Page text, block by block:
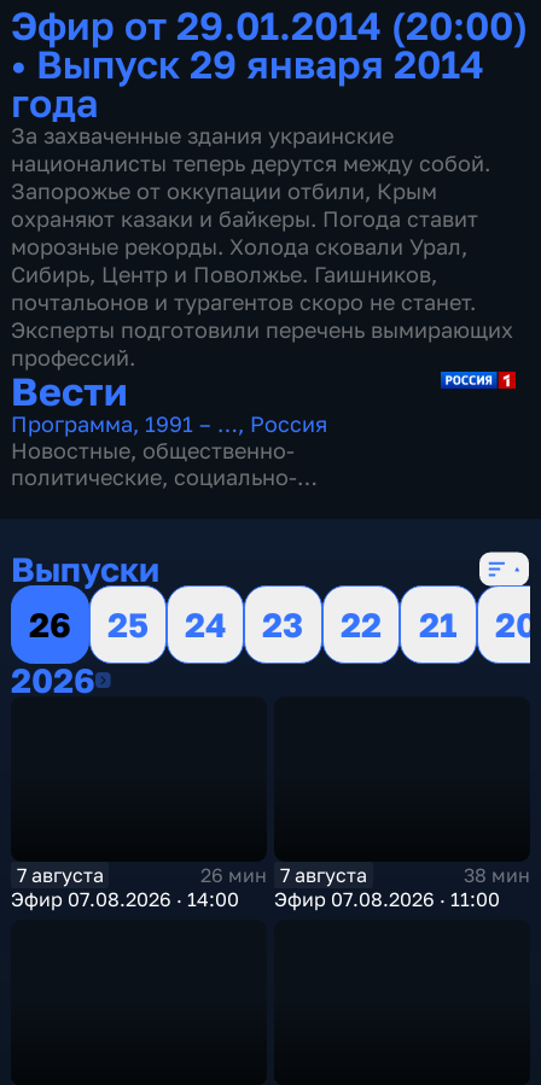
Эфир от 29.01.2014 (20:00)
• Выпуск 29 января 2014
года
За захваченные здания украинские
националисты теперь дерутся между собой.
Запорожье от оккупации отбили, Крым
охраняют казаки и байкеры. Погода ставит
морозные рекорды. Холода сковали Урал,
Сибирь, Центр и Поволжье. Гаишников,
почтальонов и турагентов скоро не станет.
Эксперты подготовили перечень вымирающих
профессий.
Вести
Программа, 1991 – …, Россия
Новостные, общественно-
политические, социально-
Выпуски
26
25 24 23 22 21
20
20262026
7 августа
26 мин
Эфир 07.08.2026 · 14:00
7 августа
38 мин
Эфир 07.08.2026 · 11:00